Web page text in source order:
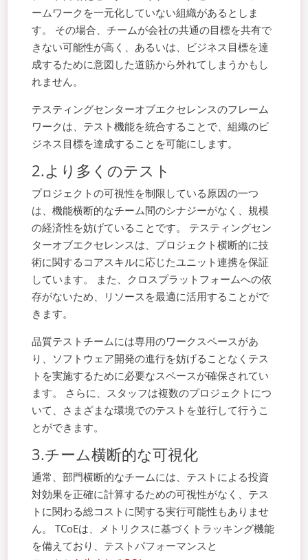
ームワークを一元化していない組織があるとしま
す。 その場合、チームが会社の共通の目標を共有で
きない可能性が高く、あるいは、ビジネス目標を達
成するために意図した道筋から外れてしまうかもし
れません。
テスティングセンターオブエクセレンスのフレーム
ワークは、テスト機能を統合することで、組織のビ
ジネス目標を達成することを可能にします。
2.より多くのテスト
プロジェクトの可視性を制限している原因の一つ
は、機能横断的なチーム間のシナジーがなく、規模
の経済性を妨げていることです。 テスティングセン
ターオブエクセレンスは、プロジェクト横断的に技
術に関するコアスキルに応じたユニット連携を保証
しています。 また、クロスプラットフォームへの依
存がないため、リソースを最適に活用することがで
きます。
品質テストチームには専用のワークスペースがあ
り、ソフトウェア開発の進行を妨げることなくテス
トを実施するために必要なスペースが確保されてい
ます。 さらに、スタッフは複数のプロジェクトにつ
いて、さまざまな環境でのテストを並行して行うこ
とができます。
3.チーム横断的な可視化
通常、部門横断的なチームには、テストによる投資
対効果を正確に計算するための可視性がなく、テス
トに関わる総コストに関する実行可能性もありませ
ん。 TCoEは、メトリクスに基づくトラッキング機能
を備えており、テストパフォーマンスと